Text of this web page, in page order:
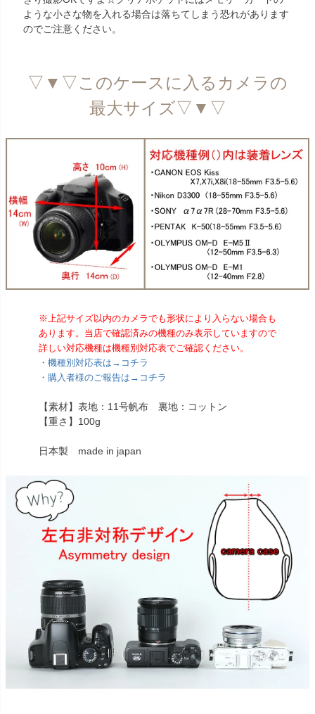
ような小さな物を入れる場合は落ちてしまう恐れがあります
のでご注意ください。
▽▼▽このケースに入るカメラの
最大サイズ▽▼▽
※上記サイズ以内のカメラでも形状により入らない場合も
あります。当店で確認済みの機種のみ表示していますので
詳しい対応機種は機種別対応表でご確認ください。
・機種別対応表は→コチラ
・購入者様のご報告は→コチラ
【素材】表地：11号帆布 裏地：コットン
【重さ】100g
日本製 made in japan